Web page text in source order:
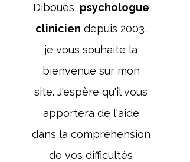
Dibouës, psychologue
clinicien depuis 2003,
je vous souhaite la
bienvenue sur mon
site. J'espère qu'il vous
apportera de l'aide
dans la compréhension
de vos difficultés